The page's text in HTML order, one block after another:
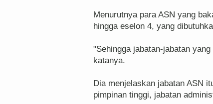
Menurutnya para ASN yang
hingga eselon 4, yang
"Sehingga jabatan-jabatan
katanya.
Dia menjelaskan jabatan ASN
pimpinan tinggi, jabatan